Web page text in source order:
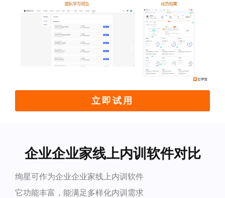
立即试用
企业企业家线上内训软件对比
绚星可作为企业企业家线上内训软件
它功能丰富，能满足多样化内训需求